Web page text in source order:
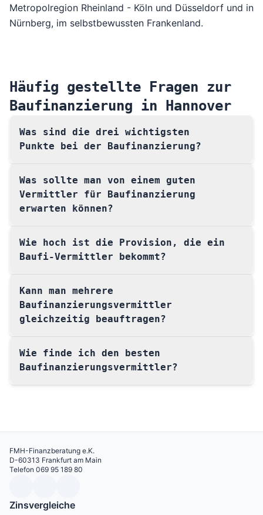
Metropolregion Rheinland - Köln und Düsseldorf und in
Nürnberg, im selbstbewussten Frankenland.
Häufig gestellte Fragen zur
Baufinanzierung in Hannover
Was sind die drei wichtigsten
Punkte bei der Baufinanzierung?
Was sollte man von einem guten
Vermittler für Baufinanzierung
erwarten können?
Wie hoch ist die Provision, die ein
Baufi-Vermittler bekommt?
Kann man mehrere
Baufinanzierungsvermittler
gleichzeitig beauftragen?
Wie finde ich den besten
Baufinanzierungsvermittler?
FMH-Finanzberatung e.K.
D-60313 Frankfurt am Main
Telefon 069 95 189 80
Zinsvergleiche